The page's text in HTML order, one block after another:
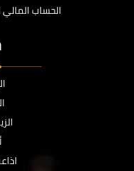
الحساب